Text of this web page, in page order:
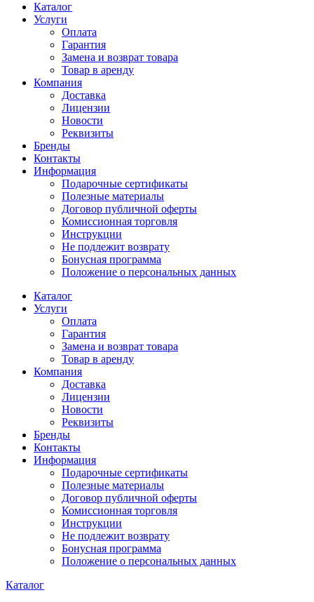
Каталог
Услуги
Оплата
Гарантия
Замена и возврат товара
Товар в аренду
Компания
Доставка
Лицензии
Новости
Реквизиты
Бренды
Контакты
Информация
Подарочные сертификаты
Полезные материалы
Договор публичной оферты
Комиссионная торговля
Инструкции
Не подлежит возврату
Бонусная программа
Положение о персональных данных
Каталог
Услуги
Оплата
Гарантия
Замена и возврат товара
Товар в аренду
Компания
Доставка
Лицензии
Новости
Реквизиты
Бренды
Контакты
Информация
Подарочные сертификаты
Полезные материалы
Договор публичной оферты
Комиссионная торговля
Инструкции
Не подлежит возврату
Бонусная программа
Положение о персональных данных
Каталог